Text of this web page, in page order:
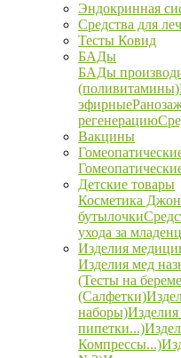
Эндокринная
Средства для
Тесты Ковид
БАДы
БАДы
(поливитамины)
эфирные
регенерацию
Вакцины
Детские товары
Косметика
бутылочки
ухода за
Изделия
Изделия мед
(Тесты на
(Салфетки)
наборы)
пипетки...)
Компрессы...)